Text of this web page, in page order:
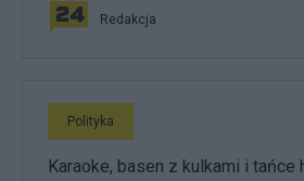
Redakcja
Polityka
Karaoke, basen z kulkami i tańce